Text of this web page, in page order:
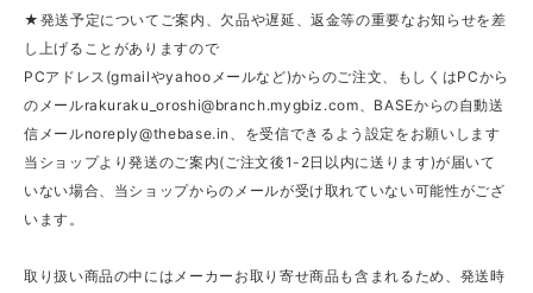
★発送予定についてご案内、欠品や遅延、返金等の重要なお知らせを差
し上げることがありますので
PCアドレス(gmailやyahooメールなど)からのご注文、もしくはPCから
のメールrakuraku_oroshi@branch.mygbiz.com 、BASEからの自動送
信メールnoreply@thebase.in
、を受信できるよう設定をお願いします
当ショップより発送のご案内(ご注文後1-2日以内に送ります)が届いて
いない場合、当ショップからのメールが受け取れていない可能性がござ
います。
取り扱い商品の中にはメーカーお取り寄せ商品も含まれるため、発送時